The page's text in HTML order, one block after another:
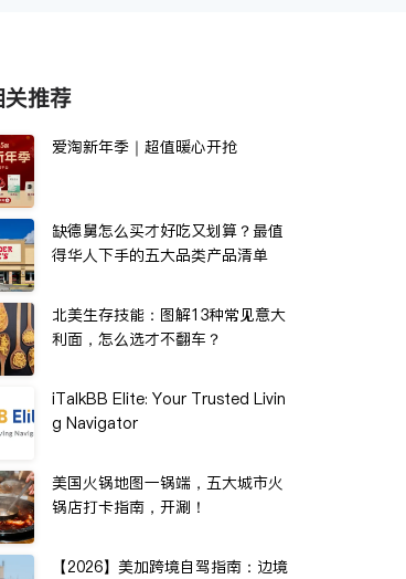
关推荐
爱淘新年季｜超值暖心开抢
缺德舅怎么买才好吃又划算？最值
得华人下手的五大品类产品清单
北美生存技能：图解13种常见意大
利面，怎么选才不翻车？
iTalkBB Elite: Your Trusted Livin
g Navigator
美国火锅地图一锅端，五大城市火
锅店打卡指南，开涮！
【2026】美加跨境自驾指南：边境